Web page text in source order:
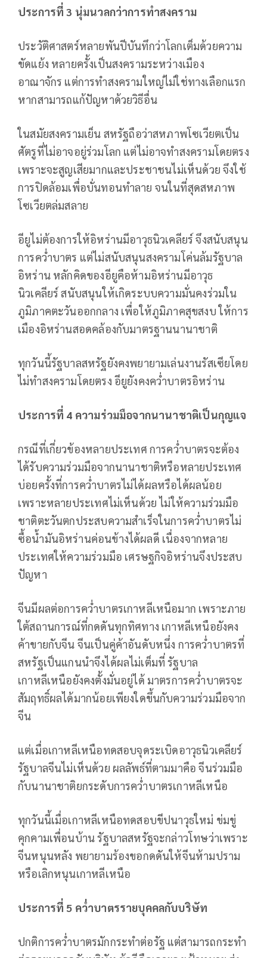
ประการที่ 3 นุ่มนวลกว่าการทำสงคราม
ประวัติศาสตร์หลายพันปีบันทึกว่าโลกเต็มด้วยความ
ขัดแย้ง หลายครั้งเป็นสงครามระหว่างเมือง
อาณาจักร แต่การทำสงครามใหญ่ไม่ใช่ทางเลือกแรก
หากสามารถแก้ปัญหาด้วยวิธีอื่น
ในสมัยสงครามเย็น สหรัฐถือว่าสหภาพโซเวียตเป็น
ศัตรูที่ไม่อาจอยู่ร่วมโลก แต่ไม่อาจทำสงครามโดยตรง
เพราะจะสูญเสียมากและประชาชนไม่เห็นด้วย จึงใช้
การปิดล้อมเพื่อบั่นทอนทำลาย จนในที่สุดสหภาพ
โซเวียตล่มสลาย
อียูไม่ต้องการให้อิหร่านมีอาวุธนิวเคลียร์ จึงสนับสนุน
การคว่ำบาตร แต่ไม่สนับสนุนสงครามโค่นล้มรัฐบาล
อิหร่าน หลักคิดของอียูคือห้ามอิหร่านมีอาวุธ
นิวเคลียร์ สนับสนุนให้เกิดระบบความมั่นคงร่วมใน
ภูมิภาคตะวันออกกลาง เพื่อให้ภูมิภาคสุขสงบ ให้การ
เมืองอิหร่านสอดคล้องกับมาตรฐานนานาชาติ
ทุกวันนี้รัฐบาลสหรัฐยังคงพยายามเล่นงานรัสเซียโดย
ไม่ทำสงครามโดยตรง อียูยังคงคว่ำบาตรอิหร่าน
ประการที่ 4 ความร่วมมือจากนานาชาติเป็นกุญแจ
กรณีที่เกี่ยวข้องหลายประเทศ การคว่ำบาตรจะต้อง
ได้รับความร่วมมือจากนานาชาติหรือหลายประเทศ
บ่อยครั้งที่การคว่ำบาตรไม่ได้ผลหรือได้ผลน้อย
เพราะหลายประเทศไม่เห็นด้วย ไม่ให้ความร่วมมือ
ชาติตะวันตกประสบความสำเร็จในการคว่ำบาตรไม่
ซื้อน้ำมันอิหร่านค่อนข้างได้ผลดี เนื่องจากหลาย
ประเทศให้ความร่วมมือ เศรษฐกิจอิหร่านจึงประสบ
ปัญหา
จีนมีผลต่อการคว่ำบาตรเกาหลีเหนือมาก เพราะภาย
ใต้สถานการณ์ที่กดดันทุกทิศทาง เกาหลีเหนือยังคง
ค้าขายกับจีน จีนเป็นคู่ค้าอันดับหนึ่ง การคว่ำบาตรที่
สหรัฐเป็นแกนนำจึงได้ผลไม่เต็มที่ รัฐบาล
เกาหลีเหนือยังคงตั้งมั่นอยู่ได้ มาตรการคว่ำบาตรจะ
สัมฤทธิ์ผลได้มากน้อยเพียงใดขึ้นกับความร่วมมือจาก
จีน
แต่เมื่อเกาหลีเหนือทดสอบจุดระเบิดอาวุธนิวเคลียร์
รัฐบาลจีนไม่เห็นด้วย ผลลัพธ์ที่ตามมาคือ จีนร่วมมือ
กับนานาชาติยกระดับการคว่ำบาตรเกาหลีเหนือ
ทุกวันนี้เมื่อเกาหลีเหนือทดสอบขีปนาวุธใหม่ ข่มขู่
คุกคามเพื่อนบ้าน รัฐบาลสหรัฐจะกล่าวโทษว่าเพราะ
จีนหนุนหลัง พยายามร้องขอกดดันให้จีนห้ามปราม
หรือเลิกหนุนเกาหลีเหนือ
ประการที่ 5 คว่ำบาตรรายบุคคลกับบริษัท
ปกติการคว่ำบาตรมักกระทำต่อรัฐ แต่สามารถกระทำ